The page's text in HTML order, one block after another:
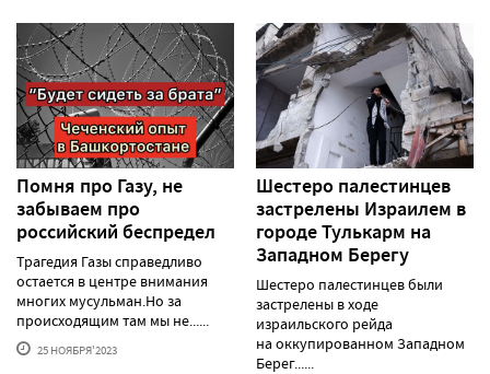
Помня про Газу, не
забываем про
российский беспредел
Трагедия Газы справедливо
остается в центре внимания
многих мусульман.Но за
происходящим там мы не......
25 НОЯБРЯ'2023
Шестеро палестинцев
застрелены Израилем в
городе Тулькарм на
Западном Берегу
Шестеро палестинцев были
застрелены в ходе
израильского рейда
на оккупированном Западном
Берег......